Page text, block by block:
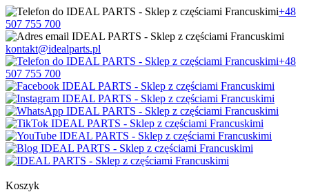
+48
507 755 700
kontakt@idealparts.pl
+48
507 755 700
Koszyk